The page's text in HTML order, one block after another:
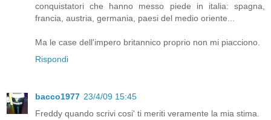
conquistatori che hanno messo piede in italia: spagna,
francia, austria, germania, paesi del medio oriente...
Ma le case dell'impero britannico proprio non mi piacciono.
Rispondi
bacco1977 23/4/09 15:45
Freddy quando scrivi cosi' ti meriti veramente la mia stima.